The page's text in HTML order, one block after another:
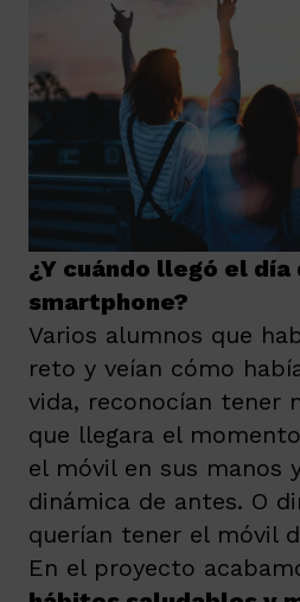
¿Y cuándo llegó el
smartphone?
Varios alumnos que
reto y veían cómo
vida, reconocían tener
que llegara el
el móvil en sus manos
dinámica de antes. O
querían tener el móvil
En el proyecto